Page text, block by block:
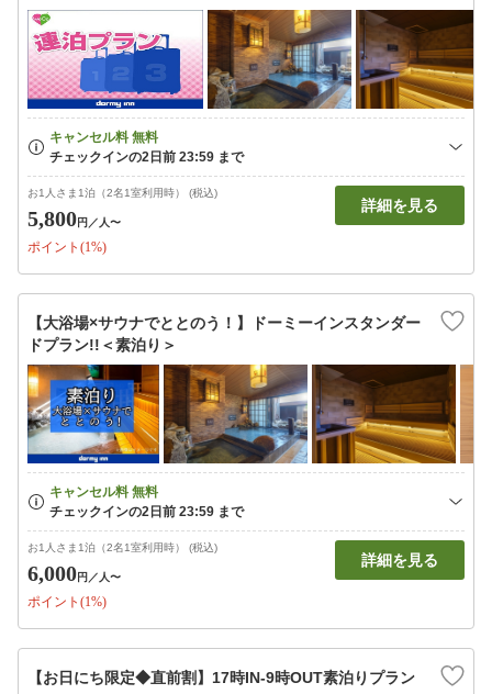
お1人さま1泊（2名1室利用時） (税込)
5,800円 ／人〜
ポイント(1%)
詳細を見る
【大浴場×サウナでととのう！】ドーミーインスタンダー
ドプラン!!＜素泊り＞
お1人さま1泊（2名1室利用時） (税込)
6,000円 ／人〜
ポイント(1%)
詳細を見る
【お日にち限定◆直前割】17時IN-9時OUT素泊りプラン